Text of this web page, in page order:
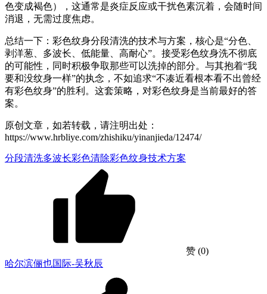
色变成褐色），这通常是炎症反应或干扰色素沉着，会随时间
消退，无需过度焦虑。
总结一下：彩色纹身分段清洗的技术与方案，核心是“分色、
剥洋葱、多波长、低能量、高耐心”。接受彩色纹身洗不彻底
的可能性，同时积极争取那些可以洗掉的部分。与其抱着“我
要和没纹身一样”的执念，不如追求“不凑近看根本看不出曾经
有彩色纹身”的胜利。这套策略，对彩色纹身是当前最好的答
案。
原创文章，如若转载，请注明出处：
https://www.hrbliye.com/zhishiku/yinanjieda/12474/
分段清洗多波长彩色清除彩色纹身技术方案
赞 (0)
哈尔滨俪也国际-吴秋辰